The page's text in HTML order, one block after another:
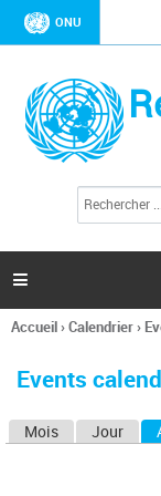
ONU
l
c
h
e

Vous
ici
Accueil›Calendrier›
Events
Mois Jour